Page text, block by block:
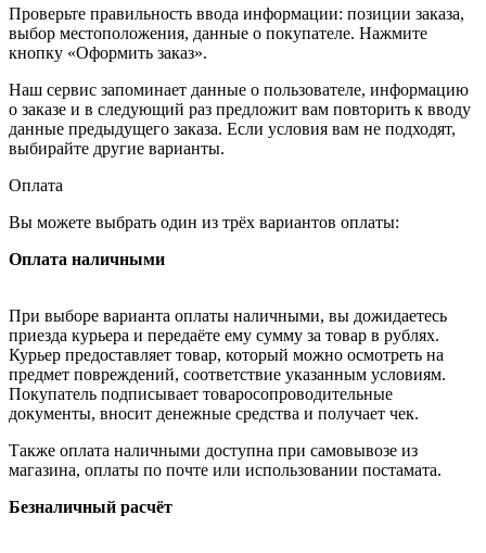
Проверьте правильность ввода информации: позиции заказа,
выбор местоположения, данные о покупателе. Нажмите
кнопку «Оформить заказ».
Наш сервис запоминает данные о пользователе, информацию
о заказе и в следующий раз предложит вам повторить к вводу
данные предыдущего заказа. Если условия вам не подходят,
выбирайте другие варианты.
Оплата
Вы можете выбрать один из трёх вариантов оплаты:
Оплата наличными
При выборе варианта оплаты наличными, вы дожидаетесь
приезда курьера и передаёте ему сумму за товар в рублях.
Курьер предоставляет товар, который можно осмотреть на
предмет повреждений, соответствие указанным условиям.
Покупатель подписывает товаросопроводительные
документы, вносит денежные средства и получает чек.
Также оплата наличными доступна при самовывозе из
магазина, оплаты по почте или использовании постамата.
Безналичный расчёт